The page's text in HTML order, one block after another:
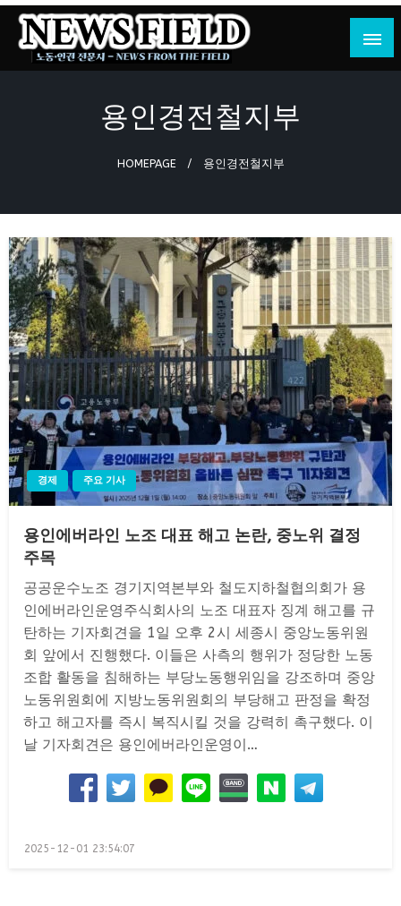
Skip
content
뉴스필드
노동·인권 전문지
용인경전철지부
HOMEPAGE 용인경전철지부
경제 주요 기사
용인에버라인 노조 대표 해고 논란, 중노위 결정
주목
공공운수노조 경기지역본부와 철도지하철협의회가 용
인에버라인운영주식회사의 노조 대표자 징계 해고를 규
탄하는 기자회견을 1일 오후 2시 세종시 중앙노동위원
회 앞에서 진행했다. 이들은 사측의 행위가 정당한 노동
조합 활동을 침해하는 부당노동행위임을 강조하며 중앙
노동위원회에 지방노동위원회의 부당해고 판정을 확정
하고 해고자를 즉시 복직시킬 것을 강력히 촉구했다. 이
날 기자회견은 용인에버라인운영이…
Posted
2025-12-01 23:54:07